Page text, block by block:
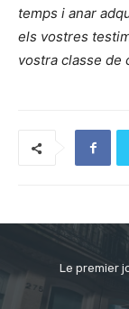
temps i anar
els vostres
vostra classe de
Le premier